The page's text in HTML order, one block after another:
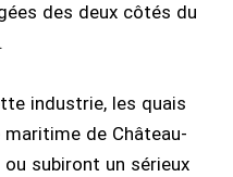
des deux côtés du
industrie, les quais
de Château-
subiront un sérieux